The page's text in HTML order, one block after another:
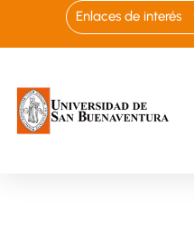
Enlaces de interés